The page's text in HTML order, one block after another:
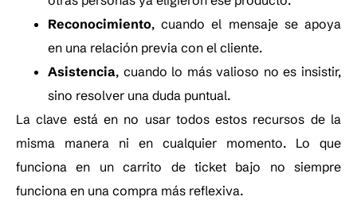
Reconocimiento, cuando el mensaje se apoya
en una relación previa con el cliente.
Asistencia, cuando lo más valioso no es insistir,
sino resolver una duda puntual.
La clave está en no usar todos estos recursos de la
misma manera ni en cualquier momento. Lo que
funciona en un carrito de ticket bajo no siempre
funciona en una compra más reflexiva.